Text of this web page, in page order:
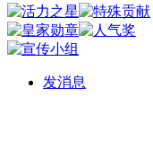
发消息